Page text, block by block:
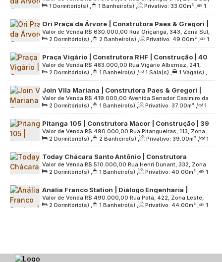
varanda | sem vaga
04052-030, Mirandópolis, São Paulo, São Paulo, Brasil
1 Dormitório(s) , 1 Banheiro(s) , Privativo: 33.00m² ,
1
Sala(s) , Útil: 33.00m² , Terreno: 1291.00m²
Ori Praça da Árvore | Construtora Paes & Gregori |
Construção | 49 metros | 02 dormitórios | suíte |
varanda | 01 vaga
R$ 630.000,00
Valor de Venda
Rua Oriçanga, 343, Zona Sul,
04052-030, Mirandópolis, São Paulo, São Paulo, Brasil
2 Dormitório(s) , 2 Banheiro(s) , Privativo: 49.00m² ,
1
Sala(s) , 1 Suíte(s) , 1 Vaga(s) , Útil: 49.00m² ,
Terreno:
1291.00m²
Praça Vigário | Construtora RHF | Construção | 40
metros | 02 dormitórios | com varanda | 01 vaga
R$ 483.000,00
Valor de Venda
Rua Vigário Albernaz, 241,
Zona Sul, 04134-020, Vila Gumercindo, São Paulo, São
Paulo, Brasil
2 Dormitório(s) , 1 Banheiro(s) , 1 Sala(s) , 1 Vaga(s) ,
Útil: 40.00m² , Terreno: 875.00m²
Join Vila Mariana | Construtora Paes & Gregori |
Construção | 37 metros | 02 dormitórios | com
varanda | sem vaga
R$ 419.000,00
Valor de Venda
Avenida Senador Casimiro da
Rocha, 250, Zona Sul, 04047-000, Mirandópolis, São Paulo,
São Paulo, Brasil
2 Dormitório(s) , 1 Banheiro(s) , Privativo: 37.00m² ,
1
Sala(s) , Útil: 37.00m² , Terreno: 2401.00m²
Pitanga 105 | Construtora Macor | Construção | 39
Metros | 02 Dormitórios | Suíte | com Varanda | sem
Vaga
R$ 490.000,00
Valor de Venda
Rua Pitangueiras, 113, Zona
Sul, 04052-020, Mirandópolis, São Paulo, São Paulo, Brasil
2 Dormitório(s) , 2 Banheiro(s) , Privativo: 39.00m² ,
1
Sala(s) , 1 Suíte(s) , Útil: 39.00m²
Today Chácara Santo Antônio | Construtora
Canopus | Construção | 40 metros | 02 dormitórios
| com varanda | sem vaga
R$ 510.000,00
Valor de Venda
Rua Henri Dunant, 332, Zona
Sul, 04709-110, Santo Amaro, São Paulo, São Paulo, Brasil
2 Dormitório(s) , 1 Banheiro(s) , Privativo: 40.00m² ,
1
Sala(s) , Útil: 40.00m² , Terreno: 2269.00m²
Anália Franco Station | Diálogo Engenharia |
Construção | 44 metros | 02 dormitórios | com
varanda | sem vaga
R$ 490.000,00
Valor de Venda
Rua Potá, 422, Zona Leste,
03357-037, Vila Formosa, São Paulo, São Paulo, Brasil
2 Dormitório(s) , 1 Banheiro(s) , Privativo: 44.00m² ,
1